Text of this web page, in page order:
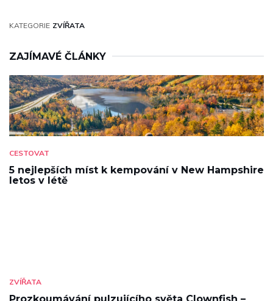
KATEGORIE ZVÍŘATA
ZAJÍMAVÉ ČLÁNKY
CESTOVAT
5 nejlepších míst k kempování v New Hampshire
letos v létě
ZVÍŘATA